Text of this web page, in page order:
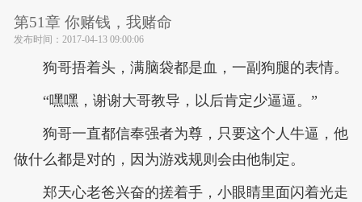
第51章 你赌钱，我赌命
发布时间： 2017-04-13 09:00:06
狗哥捂着头，满脑袋都是血，一副狗腿的表情。
“嘿嘿，谢谢大哥教导，以后肯定少逼逼。”
狗哥一直都信奉强者为尊，只要这个人牛逼，他
做什么都是对的，因为游戏规则会由他制定。
郑天心老爸兴奋的搓着手，小眼睛里面闪着光走